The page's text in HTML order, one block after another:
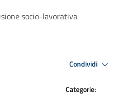
socio-lavorativa
Condividi
Categorie: